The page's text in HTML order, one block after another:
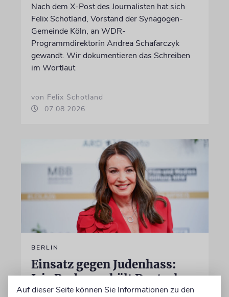
Nach dem X-Post des Journalisten hat sich
Felix Schotland, Vorstand der Synagogen-
Gemeinde Köln, an WDR-
Programmdirektorin Andrea Schafarczyk
gewandt. Wir dokumentieren das Schreiben
im Wortlaut
von Felix Schotland
07.08.2026
BERLIN
Einsatz gegen Judenhass:
Iris Berben erhält Deutschen
Kulturpolitikpreis
Auf dieser Seite können Sie Informationen zu den